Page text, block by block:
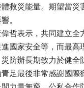
救災能量。期望當災
。
哲表示，共同建立全
國家安全等，而最高
防辦長期致力於健全
青足最後非常感謝國